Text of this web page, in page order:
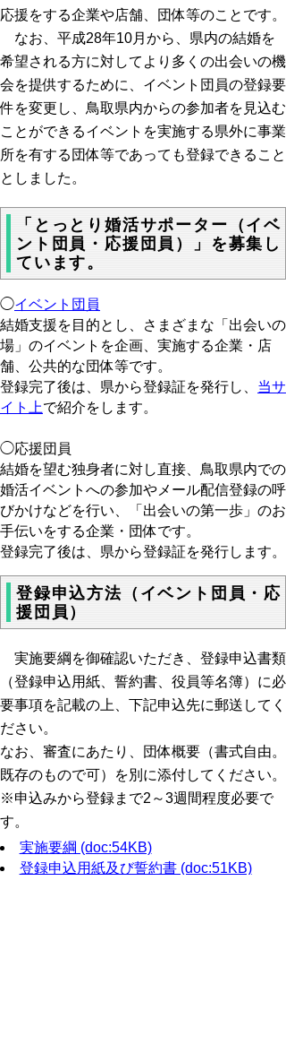
応援をする企業や店舗、団体等のことです。
なお、平成28年10月から、県内の結婚を
希望される方に対してより多くの出会いの機
会を提供するために、イベント団員の登録要
件を変更し、鳥取県内からの参加者を見込む
ことができるイベントを実施する県外に事業
所を有する団体等であっても登録できること
としました。
「とっとり婚活サポーター（イベ
ント団員・応援団員）」を募集し
ています。
◯イベント団員
結婚支援を目的とし、さまざまな「出会いの
場」のイベントを企画、実施する企業・店
舗、公共的な団体等です。
登録完了後は、県から登録証を発行し、 当サ
イト上で紹介をします。
◯応援団員
結婚を望む独身者に対し直接、鳥取県内での
婚活イベントへの参加やメール配信登録の呼
びかけなどを行い、「出会いの第一歩」のお
手伝いをする企業・団体です。
登録完了後は、県から登録証を発行します。
登録申込方法（イベント団員・応
援団員）
実施要綱を御確認いただき、登録申込書類
（登録申込用紙、誓約書、役員等名簿）に必
要事項を記載の上、下記申込先に郵送してく
ださい。
なお、審査にあたり、団体概要（書式自由。
既存のもので可）を別に添付してください。
※申込みから登録まで2～3週間程度必要で
す。
実施要綱 (doc:54KB)
登録申込用紙及び誓約書 (doc:51KB)